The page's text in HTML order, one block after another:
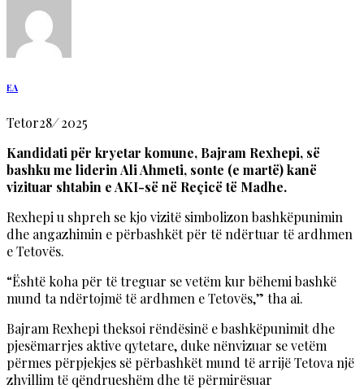
EA
Tetor28/2025
Kandidati për kryetar komune, Bajram Rexhepi, së
bashku me liderin Ali Ahmeti, sonte (e martë) kanë
vizituar shtabin e AKI-së në Reçicë të Madhe.
Rexhepi u shpreh se kjo vizitë simbolizon bashkëpunimin
dhe angazhimin e përbashkët për të ndërtuar të ardhmen
e Tetovës.
“Është koha për të treguar se vetëm kur bëhemi bashkë
mund ta ndërtojmë të ardhmen e Tetovës,” tha ai.
Bajram Rexhepi theksoi rëndësinë e bashkëpunimit dhe
pjesëmarrjes aktive qytetare, duke nënvizuar se vetëm
përmes përpjekjes së përbashkët mund të arrijë Tetova një
zhvillim të qëndrueshëm dhe të përmirësuar